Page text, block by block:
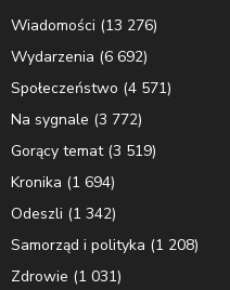
Wiadomości (13 276)
Wydarzenia (6 692)
Społeczeństwo (4 571)
Na sygnale (3 772)
Gorący temat(3 519)
Kronika (1 694)
Odeszli (1 342)
Samorząd i polityka (1 208)
Zdrowie (1 031)